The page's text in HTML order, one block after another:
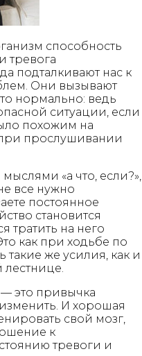
способность
тревога
подталкивают нас к
Они вызывают
нормально: ведь
ситуации, если
похожим на
прослушивании
«а что, если?»,
все нужно
постоянное
становится
тратить на него
как при ходьбе по
такие же усилия, как и
это привычка
И хорошая
свой мозг,
к
тревоги и